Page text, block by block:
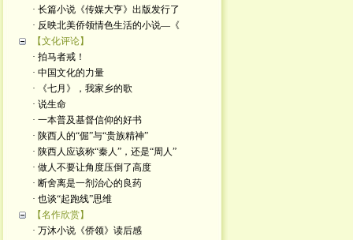
· 长篇小说《传媒大亨》出版发行了
· 反映北美侨领情色生活的小说—《
【文化评论】
· 拍马者戒！
· 中国文化的力量
· 《七月》，我家乡的歌
· 说生命
· 一本普及基督信仰的好书
· 陕西人的“倔”与“贵族精神”
· 陕西人应该称“秦人”，还是“周人”
· 做人不要让角度压倒了高度
· 断舍离是一剂治心的良药
· 也谈“起跑线”思维
【名作欣赏】
· 万沐小说《侨领》读后感